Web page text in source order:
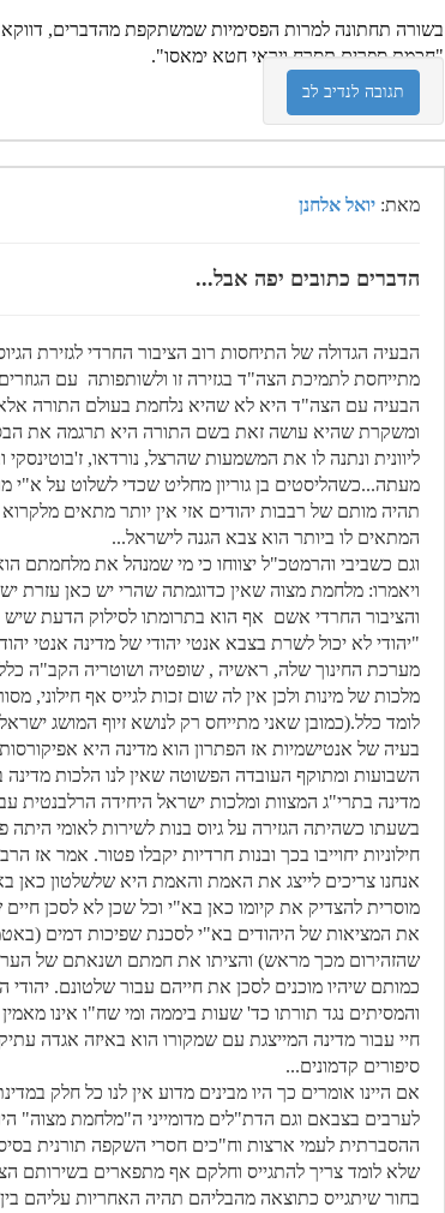
בשורה תחתונה למרות הפסימיות שמשתקפת מהדברים, דווקא
"חכמת ספרים תסרח ויראי חטא ימאסו".
תגובה לנדיב לב
מאת: יואל אלחנן
הדברים כתובים יפה אבל...
הבעיה הגדולה של התיחסות רוב הציבור החרדי לגזירת
מתייחסת לתמיכת הצה"ד בגזירה זו ולשותפותה עם
הבעיה עם הצה"ד היא לא שהיא נלחמת בעולם התורה
ומשקרת שהיא עושה זאת בשם התורה היא תרגמה את
ליוונית ונתנה לו את המשמעות שהרצל, נורדאו, ז'בוטינסקי
מעתה...כשהליסטים בן גוריון מחליט שכדי לשלוט על א"י
תהיה מותם של רבבות יהודים אזי אין יותר מתאים
המתאים לו ביותר הוא צבא הגנה לישראל...
וגם כשביבי והרמטכ"ל יצווחו כי מי שמנהל את מלחמתם
ויאמרו: מלחמת מצוה שאין כדוגמתה שהרי יש כאן עזרת
והציבור החרדי אשם אף הוא בתרומתו לסילוק הדעת שיש
"יהודי לא יכול לשרת בצבא אנטי יהודי של מדינה אנטי
מערכת החינוך שלה, ראשיה , שופטיה ושוטריה הקב"ה
מלכות של מינות ולכן אין לה שום זכות לגייס אף חילוני,
לומד כלל.(כמובן שאני מתייחס רק לנושא זיוף המושג
בעיה של אנטישמיות אז הפתרון הוא מדינה היא
השבועות ומתוקף העובדה הפשוטה שאין לנו הלכות
מדינה בתרי"ג המצוות ומלכות ישראל היחידה הרלבנטית
בשעתו כשהיתה הגזירה על גיוס בנות לשירות לאומי
חילוניות יחוייבו בכך ובנות חרדיות יקבלו פטור. אמר אז
אנחנו צריכים לייצג את האמת והאמת היא שלשלטון כאן
מוסרית להצדיק את קיומו כאן בא"י וכל שכן לא לסכן
את המציאות של היהודים בא"י לסכנת שפיכות דמים
שהזהירום מכך מראש) והציתו את חמתם ושנאתם של
כמותם שיהיו מוכנים לסכן את חייהם עבור שלטונם.
והמסיתים נגד תורתו כד' שעות ביממה ומי שח"ו אינו
חיי עבור מדינה המייצגת עם שמקורו הוא באיזה אגדה
סיפורים קדמונים...
אם היינו אומרים כך היו מבינים מדוע אין לנו כל חלק
לערבים בצבאם וגם הדת"לים מדומייני ה"מלחמת מצוה"
ההסברתית לעמי ארצות וח"כים חסרי השקפה תורנית
שלא לומד צריך להתגייס וחלקם אף מתפארים בשירותם
בחור שיתגייס כתוצאה מהבליהם תהיה האחריות עליהם בין